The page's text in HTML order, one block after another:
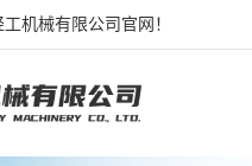
机械有限公司官网！